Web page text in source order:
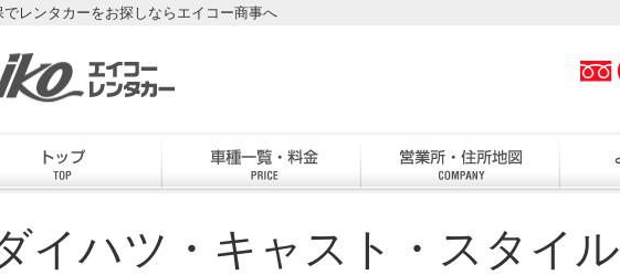
でレンタカーをお探しならエイコー商事へ
イハツ・キャスト・スタイル